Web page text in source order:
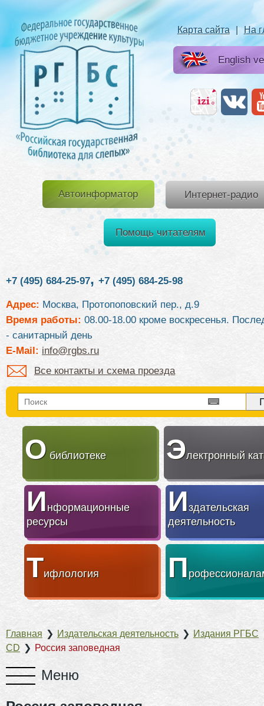
Карта сайта | На
English
Автоинформатор Интернет-радио
Помощь читателям
+7 (495) 684-25-97, +7 (495) 684-25-98
Адрес: Москва, Протопоповский пер., д.9
Время работы: 08.00-18.00 кроме воскресенья.
- санитарный день
E-Mail: info@rgbs.ru
Все контакты и схема проезда
О библиотеке Электронный
Информационные
ресурсы
Издательская
деятельность
Тифлология П
Главная ❯ Издательская деятельность ❯ Издания РГБС
CD ❯ Россия заповедная